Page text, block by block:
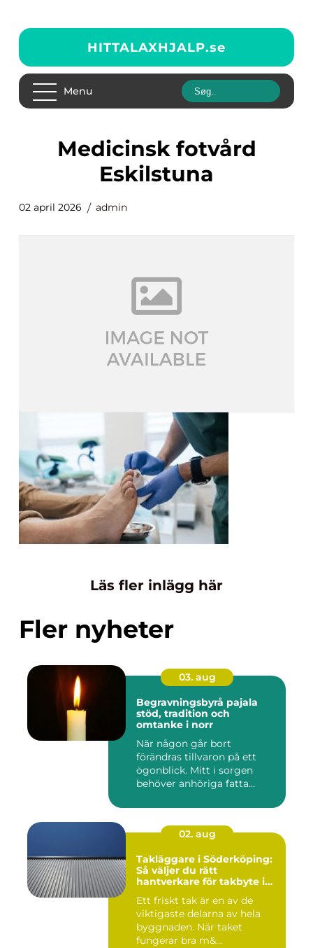
HITTALAXHJALP.se
Menu
medicinsk fotvård
Eskilstuna
02 april 2026 admin
Läs fler inlägg här
Fler nyheter
03. aug
Begravningsbyrå pajala
stöd, tradition och
omtanke i norr
När någon går bort
förändras tillvaron på ett
ögonblick. Mitt i sorgen
behöver anhöriga fatta
02. aug
Takläggare i Söderköping:
Så väljer du rätt
hantverkare för takbyte i
Ett friskt tak är en av de
viktigaste delarna av hela
byggnaden. När taket
fungerar bra m&...